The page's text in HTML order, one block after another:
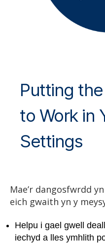
Putting
to Work in
Settings
Mae’r dangosfwrdd
eich gwaith yn y
Helpu i gael gwell
iechyd a lles ymhlith